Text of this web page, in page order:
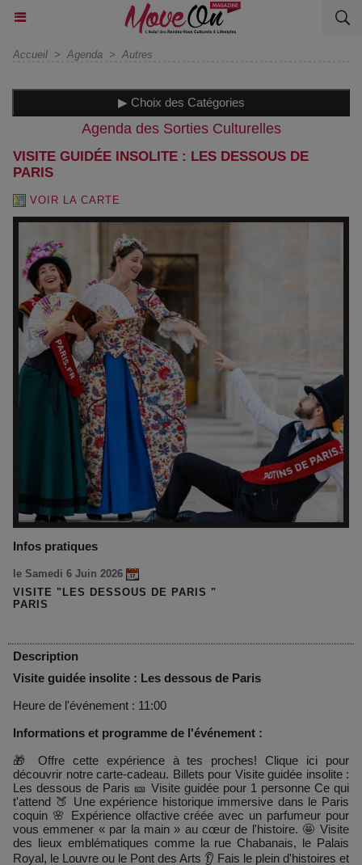
Accueil > Agenda > Autres
▶ Choix des Catégories
Agenda des Sorties Culturelles
VISITE GUIDÉE INSOLITE : LES DESSOUS DE
PARIS
VOIR LA CARTE
Infos pratiques
le Samedi 6 Juin 2026
VISITE "LES DESSOUS DE PARIS "
PARIS
Description
Visite guidée insolite : Les dessous de Paris
Heure de l'événement : 11:00
Informations et programme de l'événement :
🎁 Offre cette expérience à tes proches! Clique ici pour
découvrir notre carte-cadeau. Billets pour Visite guidée insolite :
Les dessous de Paris 🎫 Visite guidée pour 1 personne Ce qui
t'attend 🍑 Une expérience historique immersive dans le Paris
coquin 🌸 Expérience olfactive créée avec un parfumeur pour
vous emmener « par la main » au cœur de l'histoire. 🤩 Visite
des lieux emblématiques comme la rue Chabanais, le Palais
Royal, le Louvre ou le Pont des Arts 👂 Fais le plein d'histoires et